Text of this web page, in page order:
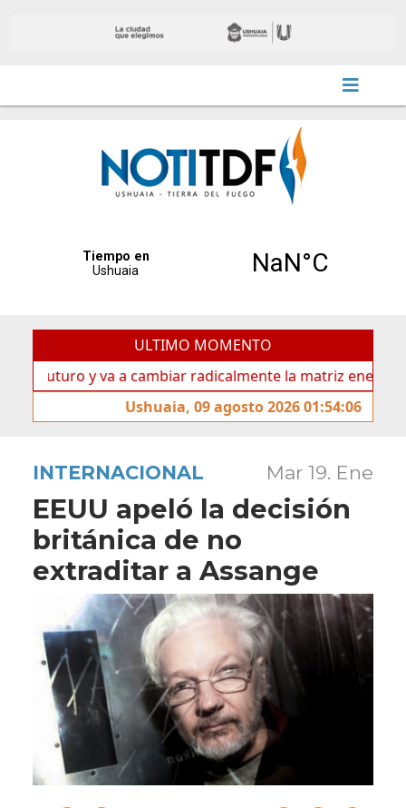
ULTIMO MOMENTO
y va a cambiar radicalmente la matriz energética de
Ushuaia, 09 agosto 2026 01:54:06
INTERNACIONAL Mar 19. Ene
EEUU apeló la decisión
británica de no
extraditar a Assange